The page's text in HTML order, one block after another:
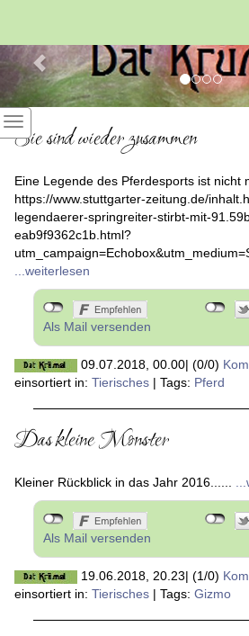
Sie sind wieder zusammen
Eine Legende des Pferdesports ist nicht
https://www.stuttgarter-zeitung.de/
legendaerer-springreiter-stirbt-mit-
eab9f9362c1b.html?
...weiterlesen
Als Mail versenden
09.07.2018, 00.00| (0/0)
einsortiert in: Tierisches | Tags: Pferd
Das kleine Monster
Kleiner Rückblick in das Jahr 2016......
Als Mail versenden
19.06.2018, 20.23| (1/0)
einsortiert in: Tierisches | Tags: Gizmo